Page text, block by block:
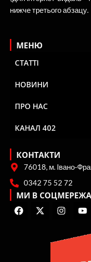
нижче третього абзацу.
МЕНЮ
СТАТТІ
НОВИНИ
ПРО НАС
КАНАЛ 402
КОНТАКТИ
76018, м. Івано-
0342 75 52 72
МИ В
F
a
X
-
I
n
a
Y
o
t
e